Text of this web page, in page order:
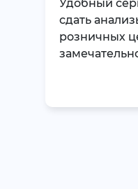
Удобный
сдать
розничных